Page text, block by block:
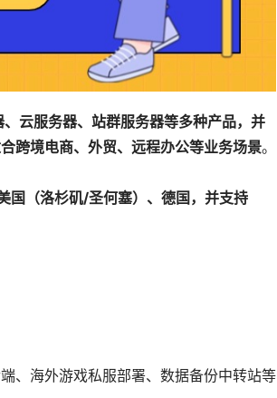
云服务器、站群服务器等多种产品，并
跨境电商、外贸、远程办公等业务场景。
国（洛杉矶/圣何塞）、德国，并支持
、海外游戏私服部署、数据备份中转站等